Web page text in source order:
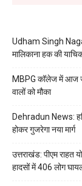
Udham Singh
मालिकाना हक की
MBPG कॉलेज में आज
वालों को मौका
Dehradun News:
होकर गुजरेगा नया मार्ग
उत्तराखंड: पीएम राहत
हादसों में 406 लोग